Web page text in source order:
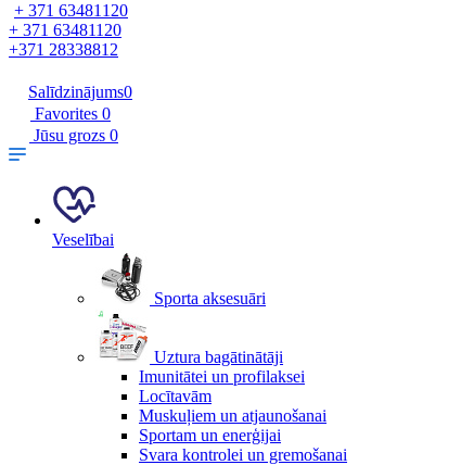
+ 371 63481120
+ 371 63481120
+371 28338812
Salīdzinājums0
Favorites 0
Jūsu grozs 0
Veselībai
Sporta aksesuāri
Uztura bagātinātāji
Imunitātei un profilaksei
Locītavām
Muskuļiem un atjaunošanai
Sportam un enerģijai
Svara kontrolei un gremošanai